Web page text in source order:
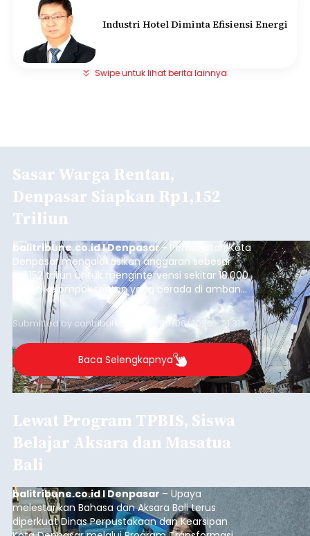
Industri Hotel Diminta Efisiensi Energi
Swipe untuk lihat berita lainnya
Sasar Warga Rentan,
Denpasar Siapkan Rp1,152
Triliun
balitribune.co.id I Denpasar - Pemerintah Kota
Denpasar mengalokasikan anggaran sebesar
Rp1,152 triliun untuk mengintervensi sekitar 18.000
warga kelompok rentan yang berada di ambang
garis kemiskinan. Langkah strategis ini diambil
guna menjaga masyarakat yang berada pada
kelompok desil 5 dan 6 tersebut agar tidak
merosot ke kategori miskin.
Submitted by contributor Thu, 08/06/2026 - 21:31
Baca Selengkapnya
Lewat Program TPBIS, Siswa
Belajar Aksara dan Masatua
Bali
balitribune.co.id I Denpasar – Upaya
melestarikan Bahasa dan Aksara Bali terus
diperkuat Dinas Perpustakaan dan Kearsipan